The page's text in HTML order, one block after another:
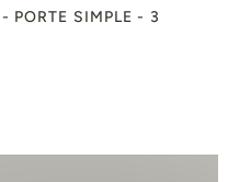
PORTE SIMPLE - 3